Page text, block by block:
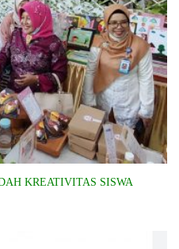
KREATIVITAS SISWA